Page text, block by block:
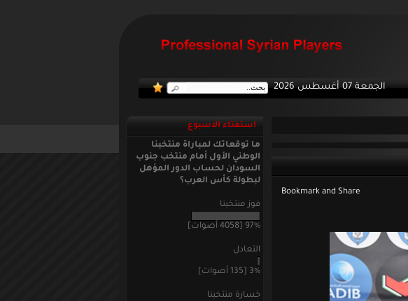
الجمعة 07 أغسطس 2026
استفتاء الاسبوع
ما توقعاتك لمباراة منتخبنا
الوطني الأول أمام منتخب جنوب
السودان لحساب الدور المؤهل
لبطولة كأس العرب؟
فوز منتخبنا
97% [4058 أصوات]
التعادل
3% [135 أصوات]
خسارة منتخبنا